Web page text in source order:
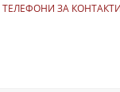
ТЕЛЕФОНИ ЗА КОНТАКТИ: